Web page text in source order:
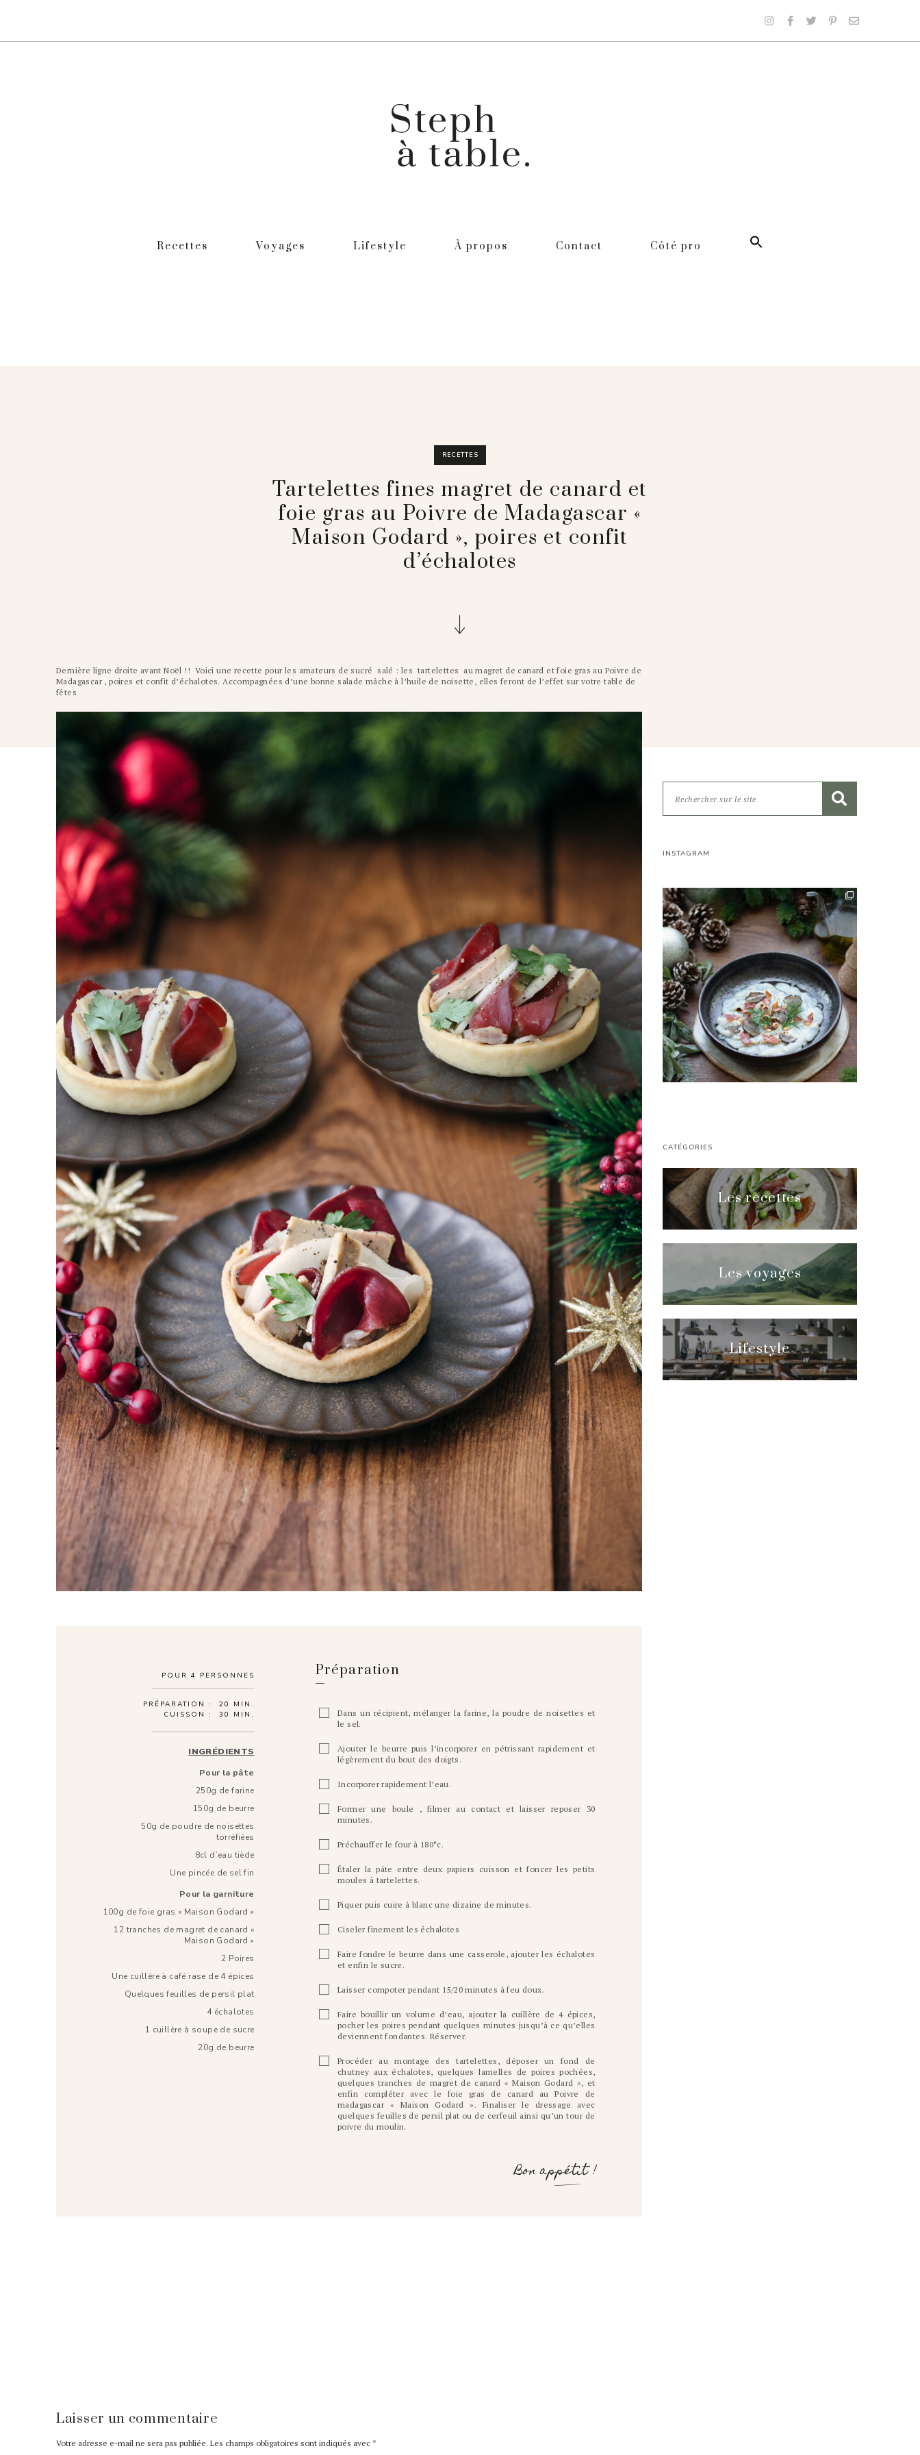
Recettes Voyages Lifestyle À propos Contact Côté pro
RECETTES
Tartelettes fines magret de canard et
foie gras au Poivre de Madagascar «
Maison Godard », poires et confit
d’échalotes
Dernière ligne droite avant Noël !! Voici une recette pour les amateurs de sucré salé : les tartelettes au magret de canard et foie gras au Poivre de
Madagascar , poires et confit d’échalotes. Accompagnées d’une bonne salade mâche à l’huile de noisette, elles feront de l’effet sur votre table de
fêtes
POUR 4 PERSONNES
PRÉPARATION : 20 MIN.
CUISSON : 30 MIN.
INGRÉDIENTS
Pour la pâte
250g de farine
150g de beurre
50g de poudre de noisettes
torréfiées
8cl d’eau tiède
Une pincée de sel fin
Pour la garniture
100g de foie gras « Maison Godard »
12 tranches de magret de canard «
Maison Godard »
2 Poires
Une cuillère à café rase de 4 épices
Quelques feuilles de persil plat
4 échalotes
1 cuillère à soupe de sucre
20g de beurre
Préparation
Dans un récipient, mélanger la farine, la poudre de noisettes et
le sel.
Ajouter le beurre puis l’incorporer en pétrissant rapidement et
légèrement du bout des doigts.
Incorporer rapidement l’eau.
Former une boule , filmer au contact et laisser reposer 30
minutes.
Préchauffer le four à 180°c.
Étaler la pâte entre deux papiers cuisson et foncer les petits
moules à tartelettes.
Piquer puis cuire à blanc une dizaine de minutes.
Ciseler finement les échalotes
Faire fondre le beurre dans une casserole, ajouter les échalotes
et enfin le sucre.
Laisser compoter pendant 15/20 minutes à feu doux.
Faire bouillir un volume d’eau, ajouter la cuillère de 4 épices,
pocher les poires pendant quelques minutes jusqu’à ce qu’elles
deviennent fondantes. Réserver.
Procéder au montage des tartelettes, déposer un fond de
chutney aux échalotes, quelques lamelles de poires pochées,
quelques tranches de magret de canard « Maison Godard », et
enfin compléter avec le foie gras de canard au Poivre de
madagascar « Maison Godard ». Finaliser le dressage avec
quelques feuilles de persil plat ou de cerfeuil ainsi qu’un tour de
poivre du moulin.
Bon appétit !
INSTAGRAM
CATÉGORIES
Les recettes
Les voyages
Lifestyle
Laisser un commentaire
Votre adresse e-mail ne sera pas publiée. Les champs obligatoires sont indiqués avec *